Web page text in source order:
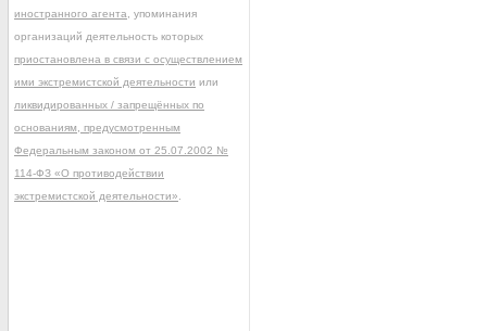
иностранного агента , упоминания
организаций деятельность которых
приостановлена в связи с осуществлением
ими экстремистской деятельности или
ликвидированных / запрещённых по
основаниям, предусмотренным
Федеральным законом от 25.07.2002 №
114-ФЗ «О противодействии
экстремистской деятельности»